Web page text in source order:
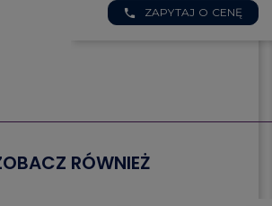
phone ZAPYTAJ O CENĘ
RÓWNIEŻ